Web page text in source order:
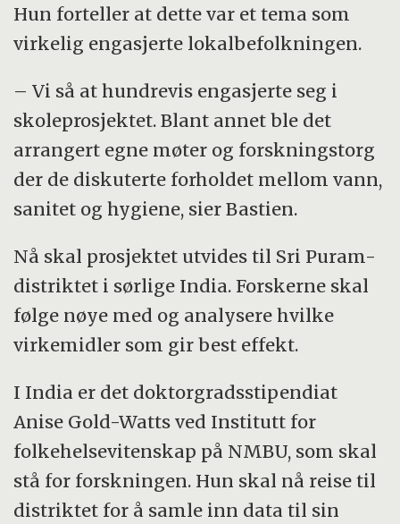
Hun forteller at dette var et tema som
virkelig engasjerte lokalbefolkningen.
– Vi så at hundrevis engasjerte seg i
skoleprosjektet. Blant annet ble det
arrangert egne møter og forskningstorg
der de diskuterte forholdet mellom vann,
sanitet og hygiene, sier Bastien.
Nå skal prosjektet utvides til Sri Puram-
distriktet i sørlige India. Forskerne skal
følge nøye med og analysere hvilke
virkemidler som gir best effekt.
I India er det doktorgradsstipendiat
Anise Gold-Watts ved Institutt for
folkehelsevitenskap på NMBU, som skal
stå for forskningen. Hun skal nå reise til
distriktet for å samle inn data til sin